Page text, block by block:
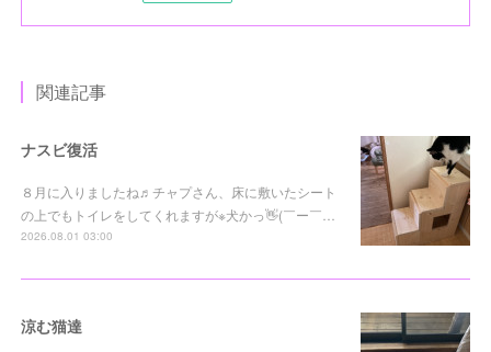
関連記事
ナスビ復活
８月に入りましたね♬チャプさん、床に敷いたシート
の上でもトイレをしてくれますが※犬かっ👋(￣ー￣…
2026.08.01 03:00
涼む猫達